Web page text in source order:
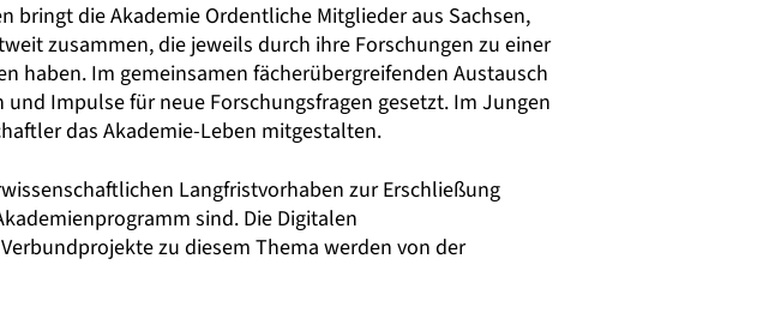
die Akademie Ordentliche Mitglieder aus Sachsen,
zusammen, die jeweils durch ihre Forschungen zu einer
haben. Im gemeinsamen fächerübergreifenden Austausch
Impulse für neue Forschungsfragen gesetzt. Im Jungen
das Akademie-Leben mitgestalten.
Langfristvorhaben zur Erschließung
sind. Die Digitalen
zu diesem Thema werden von der